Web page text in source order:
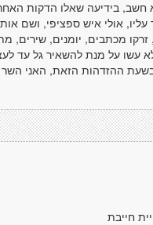
בידיעה שאלו הדקות
אולי איש ספציפי, ושם
מכתבים, יומנים, שירים,
עשו על מנת להשאיר גל עד
ההזדהות הזאת, האני
חייבת